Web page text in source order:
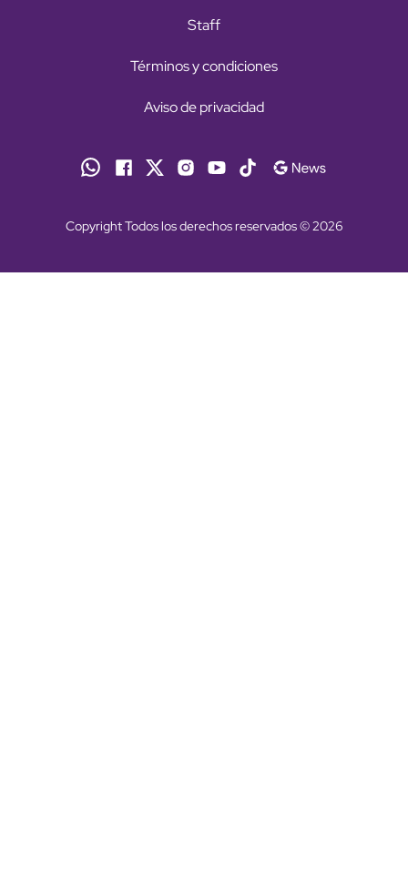
Staff
Términos y condiciones
Aviso de privacidad
Copyright Todos los derechos reservados © 2026